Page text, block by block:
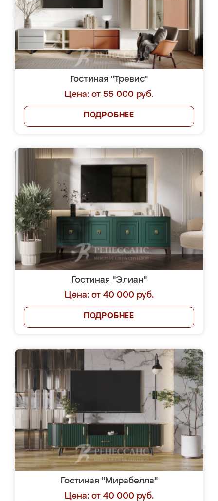
Гостиная "Тревис"
Цена: от 55 000 руб.
ПОДРОБНЕЕ
Гостиная "Элиан"
Цена: от 40 000 руб.
ПОДРОБНЕЕ
Гостиная "Мирабелла"
Цена: от 40 000 руб.